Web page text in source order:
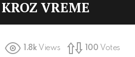
VREME
1.8k Views 100 Votes